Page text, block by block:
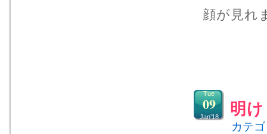
顔が見れ
明
Tue
09
Jan’18
カテ